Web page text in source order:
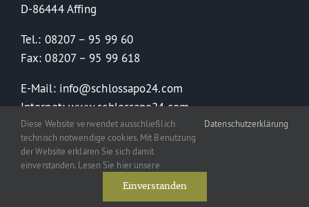
D-86444 Affing
Tel.: 08207 – 95 99 60
Fax: 08207 – 95 99 618
E-Mail: info@schlossapo24.com
Internet: www.schlossapo24.com
Diese Website verwendet ausschließlich
technisch notwendige cookies. Mit Benutzung
der Website erklären Sie sich damit
einverstanden. Lesen Sie hier unsere
Datenschutzerklärung
Einverstanden